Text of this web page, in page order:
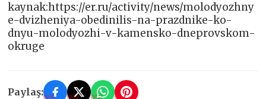
kaynak:https://er.ru/activity/news/molodyozhny
e-dvizheniya-obedinilis-na-prazdnike-ko-
dnyu-molodyozhi-v-kamensko-dneprovskom-
okruge
Paylaş: